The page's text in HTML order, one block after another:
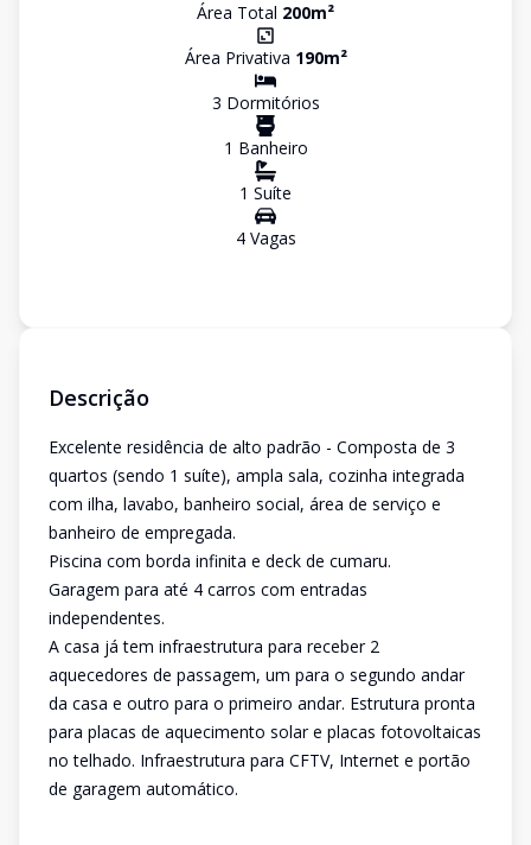
Área Total 200m²
Área Privativa 190m²
3 Dormitórios
1 Banheiro
1 Suíte
4Vagas
Descrição
Excelente residência de alto padrão - Composta de 3
quartos (sendo 1 suíte), ampla sala, cozinha integrada
com ilha, lavabo, banheiro social, área de serviço e
banheiro de empregada.
Piscina com borda infinita e deck de cumaru.
Garagem para até 4 carros com entradas
independentes.
A casa já tem infraestrutura para receber 2
aquecedores de passagem, um para o segundo andar
da casa e outro para o primeiro andar. Estrutura pronta
para placas de aquecimento solar e placas fotovoltaicas
no telhado. Infraestrutura para CFTV, Internet e portão
de garagem automático.